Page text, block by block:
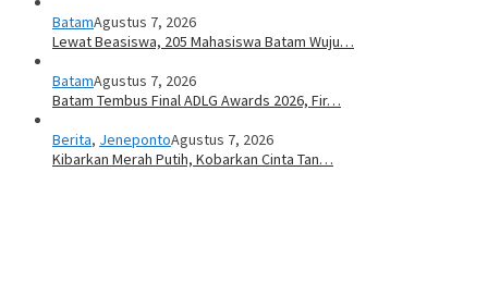
BatamAgustus 7, 2026
Lewat Beasiswa, 205 Mahasiswa Batam Wuju…
BatamAgustus 7, 2026
Batam Tembus Final ADLG Awards 2026, Fir…
Berita, JenepontoAgustus 7, 2026
Kibarkan Merah Putih, Kobarkan Cinta Tan…